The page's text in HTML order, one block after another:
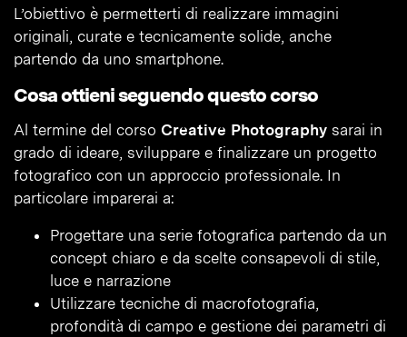
L’obiettivo è permetterti di realizzare immagini
originali, curate e tecnicamente solide, anche
partendo da uno smartphone.
Cosa ottieni seguendo questo corso
Al termine del corso Creative Photography sarai in
grado di ideare, sviluppare e finalizzare un progetto
fotografico con un approccio professionale. In
particolare imparerai a:
Progettare una serie fotografica partendo da un
concept chiaro e da scelte consapevoli di stile,
luce e narrazione
Utilizzare tecniche di macrofotografia,
profondità di campo e gestione dei parametri di